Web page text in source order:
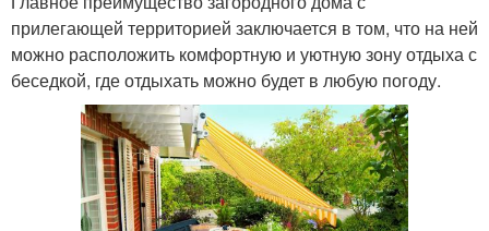
прилегающей территорией заключается в том, что на ней
можно расположить комфортную и уютную зону отдыха с
беседкой, где отдыхать можно будет в любую погоду.